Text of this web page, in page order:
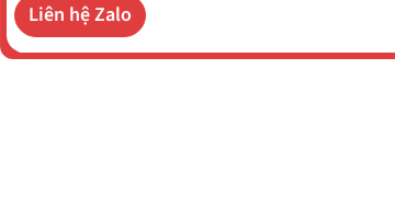
Liên hệ Zalo